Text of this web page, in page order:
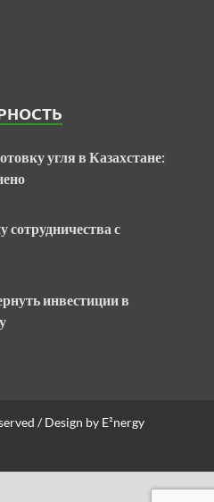
угля в Казахстане:
сотрудничества с
инвестиции в
/ Design by E²nergy